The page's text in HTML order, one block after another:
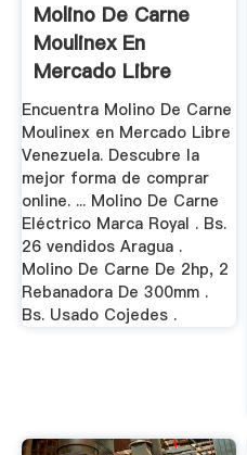
Molino De Carne
Moulinex En
Mercado Libre
Venezuela
Encuentra Molino De Carne
Moulinex en Mercado Libre
Venezuela. Descubre la
mejor forma de comprar
online. ... Molino De Carne
Eléctrico Marca Royal . Bs.
26 vendidos Aragua .
Molino De Carne De 2hp, 2
Rebanadora De 300mm .
Bs. Usado Cojedes .